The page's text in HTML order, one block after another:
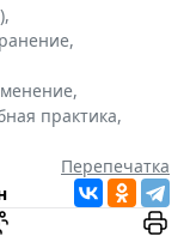
,
,
,
практика,
Перепечатка